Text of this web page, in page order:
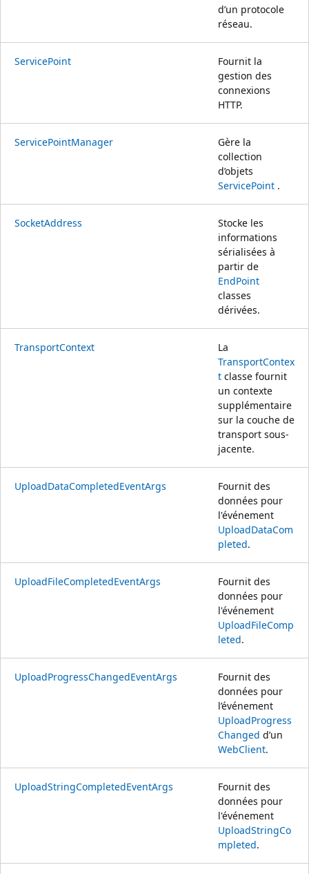
d’un protocole
réseau.
ServicePoint
Fournit la
gestion des
connexions
HTTP.
ServicePointManager
Gère la
collection
d’objets
ServicePoint .
SocketAddress
Stocke les
informations
sérialisées à
partir de
EndPoint
classes
dérivées.
TransportContext
La
TransportContex
t classe fournit
un contexte
supplémentaire
sur la couche de
transport sous-
jacente.
UploadDataCompletedEventArgs
Fournit des
données pour
l'événement
UploadDataCom
pleted.
UploadFileCompletedEventArgs
Fournit des
données pour
l'événement
UploadFileComp
leted.
UploadProgressChangedEventArgs
Fournit des
données pour
l’événement
UploadProgress
Changed d’un
WebClient.
UploadStringCompletedEventArgs
Fournit des
données pour
l'événement
UploadStringCo
mpleted.